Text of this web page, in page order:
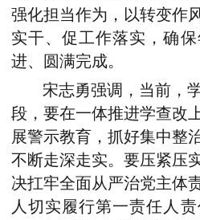
强化担当作为，以转变作
实干、促工作落实，确
进、圆满完成。
宋志勇强调，当前，
段，要在一体推进学查改
展警示教育，抓好集中整
不断走深走实。要压紧压
决扛牢全面从严治党主体
人切实履行第一责任人